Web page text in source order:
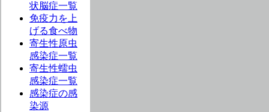
状脳症一覧
免疫力を上
げる食べ物
寄生性原虫
感染症一覧
寄生性蠕虫
感染症一覧
感染症の感
染源